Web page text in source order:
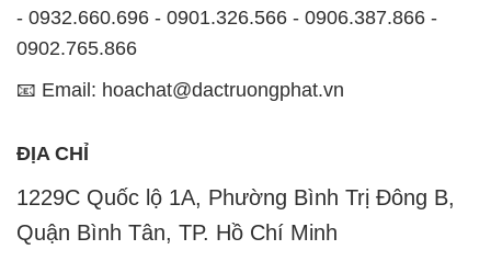
- 0932.660.696 - 0901.326.566 - 0906.387.866 -
0902.765.866
📧 Email: hoachat@dactruongphat.vn
ĐỊA CHỈ
1229C Quốc lộ 1A, Phường Bình Trị Đông B,
Quận Bình Tân, TP. Hồ Chí Minh